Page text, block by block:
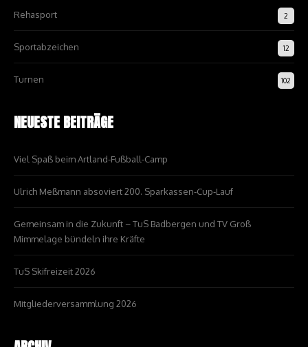
Rehasport 2
Sportabzeichen 12
Turnen 102
NEUESTE BEITRÄGE
Viel Spaß beim Artland-Fußball-Camp
Ulrich Meßmann absoviert 200. Sparkassen-Cup-Lauf
Gemeinsam in die Zukunft – TuS Badbergen und TV Groß
Mimmelage bündeln ihre Kräfte
TuS Skifreizeit 2026
Mitgliederversammlung 2026